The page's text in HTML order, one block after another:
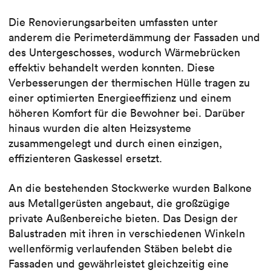
Die Renovierungsarbeiten umfassten unter
anderem die Perimeterdämmung der Fassaden und
des Untergeschosses, wodurch Wärmebrücken
effektiv behandelt werden konnten. Diese
Verbesserungen der thermischen Hülle tragen zu
einer optimierten Energieeffizienz und einem
höheren Komfort für die Bewohner bei. Darüber
hinaus wurden die alten Heizsysteme
zusammengelegt und durch einen einzigen,
effizienteren Gaskessel ersetzt.
An die bestehenden Stockwerke wurden Balkone
aus Metallgerüsten angebaut, die großzügige
private Außenbereiche bieten. Das Design der
Balustraden mit ihren in verschiedenen Winkeln
wellenförmig verlaufenden Stäben belebt die
Fassaden und gewährleistet gleichzeitig eine